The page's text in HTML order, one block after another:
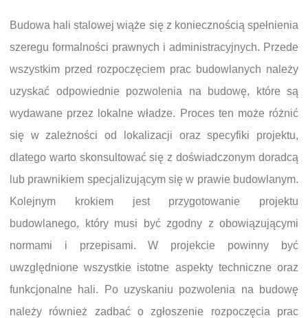
Budowa hali stalowej wiąże się z koniecznością spełnienia
szeregu formalności prawnych i administracyjnych. Przede
wszystkim przed rozpoczęciem prac budowlanych należy
uzyskać odpowiednie pozwolenia na budowę, które są
wydawane przez lokalne władze. Proces ten może różnić
się w zależności od lokalizacji oraz specyfiki projektu,
dlatego warto skonsultować się z doświadczonym doradcą
lub prawnikiem specjalizującym się w prawie budowlanym.
Kolejnym krokiem jest przygotowanie projektu
budowlanego, który musi być zgodny z obowiązującymi
normami i przepisami. W projekcie powinny być
uwzględnione wszystkie istotne aspekty techniczne oraz
funkcjonalne hali. Po uzyskaniu pozwolenia na budowę
należy również zadbać o zgłoszenie rozpoczęcia prac